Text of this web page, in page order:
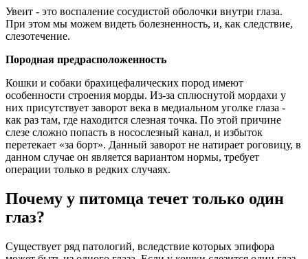
Увеит - это воспаление сосудистой оболочки внутри глаза.
При этом мы можем видеть болезненность, и, как следствие,
слезотечение.
Породная предрасположенность
Кошки и собаки брахицефалических пород имеют
особенности строения морды. Из-за сплюснутой мордахи у
них присутствует заворот века в медиальном уголке глаза -
как раз там, где находится слезная точка. По этой причине
слезе сложно попасть в носослезный канал, и избыток
перетекает «за борт». Данный заворот не натирает роговицу, в
данном случае он является вариантом нормы, требует
операции только в редких случаях.
Почему у питомца течет только один
глаз?
Существует ряд патологий, вследствие которых эпифора